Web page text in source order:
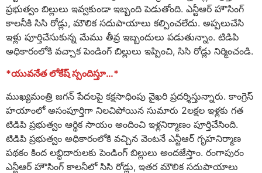
ప్రభుత్వం బిల్లులు ఇవ్వకుండా ఇబ్బంది పెడుతోంది. ఎన్టీఆర్ హౌసింగ్
కాలనీకి సిసి రోడ్లు, మౌలిక సదుపాయాలు కల్పించలేదు. అప్పలుచేసి
ఇళ్లు పూర్తిచేసుకున్న మేము తీవ్ర ఇబ్బందులు పడుతున్నాం. టిడిపి
అధికారంలోకి వచ్చాక పెండింగ్ బిల్లులు ఇప్పించి, సిసి రోడ్లు నిర్మించండి.
*యువనేత లోకేష్ స్పందిస్తూ…*
ముఖ్యమంత్రి జగన్ పేదలపై కక్షసాధింపు వైఖరి ప్రదర్శిస్తున్నారు. కాంగ్రెస్
హయాంలో అసంపూర్తిగా నిలచిపోయిన సుమారు 2లక్షల ఇళ్లకు గత
టిడిపి ప్రభుత్వం ఆర్థిక సాయం అందించి ఇళ్లనిర్మాణం పూర్తిచేసింది.
టిడిపి ప్రభుత్వం అధికారంలోకి వచ్చిన వెంటనే ఎన్టీఆర్ గృహనిర్మాణ
పథకం కింద లబ్ధిదారులకు పెండింగ్ బిల్లులు అందజేస్తాం. రంగాపురం
ఎన్టీఆర్ హౌసింగ్ కాలనీలో సిసి రోడ్లు, ఇతర మౌలిక సదుపాయాలు